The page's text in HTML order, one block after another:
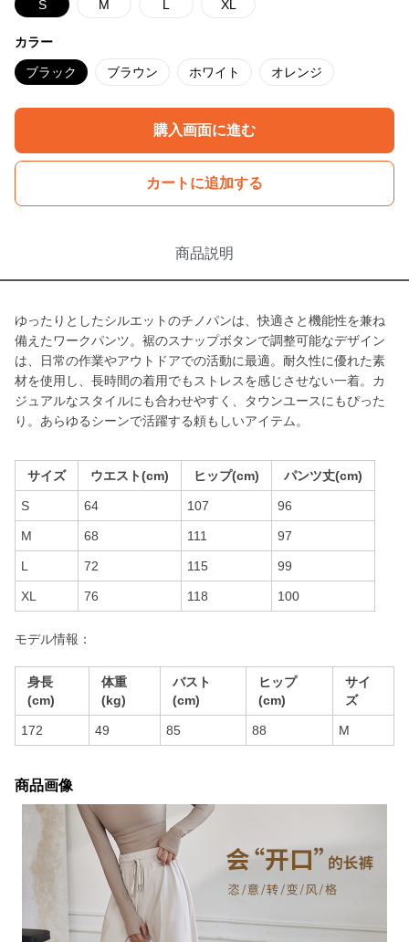
S M L XL
カラー
ブラック ブラウン ホワイト オレンジ
購入画面に進む
カートに追加する
商品説明
ゆったりとしたシルエットのチノパンは、快適さと機能性を兼ね
備えたワークパンツ。裾のスナップボタンで調整可能なデザイン
は、日常の作業やアウトドアでの活動に最適。耐久性に優れた素
材を使用し、長時間の着用でもストレスを感じさせない一着。カ
ジュアルなスタイルにも合わせやすく、タウンユースにもぴった
り。あらゆるシーンで活躍する頼もしいアイテム。
サイズ ウエスト(cm) ヒップ(cm) パンツ丈(cm)
S 64 107 96
M 68 111 97
L 72 115 99
XL 76 118 100
モデル情報：
身長
(cm)
体重
(kg)
バスト
(cm)
ヒップ
(cm)
サイ
ズ
172 49 85 88 M
商品画像